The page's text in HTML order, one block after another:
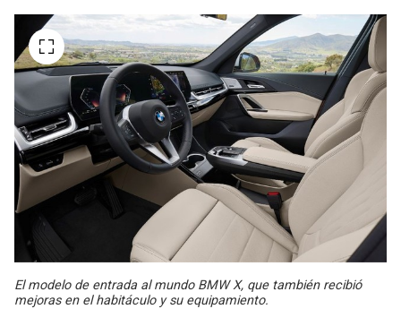
El modelo de entrada al mundo BMW X, que también recibió
mejoras en el habitáculo y su equipamiento.